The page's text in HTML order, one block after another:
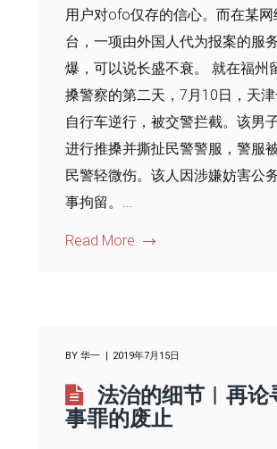
用户对ofo仅存的信心。而在某网
台，一项由外国人代为报案的服
爆，可以说长盛不衰。 就在福州
搡警察的第二天，7月10日，天
自行车逆行，被交警拦截。该男
进行推搡并撕扯民警警服，警服
民警轻微伤。该人因涉嫌妨害公
事拘留。...
Read More
BY 华一 2019年7月15日
法治的细节︱再论
事罪的废止